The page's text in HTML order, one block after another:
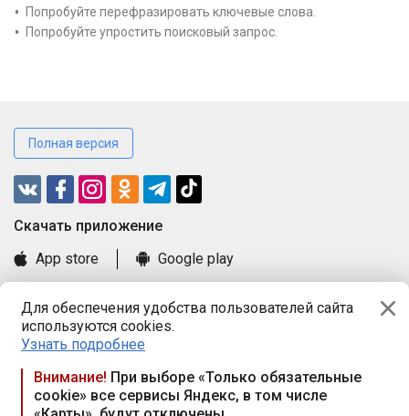
Для обеспечения удобства пользователей сайта
используются cookies.
Узнать подробнее
Внимание! При выборе «Только обязательные
cookie» все сервисы Яндекс, в том числе
Попробуйте перефразировать ключевые слова.
Попробуйте упростить поисковый запрос.
Полная версия
Cкачать приложение
App store
Google play
Книга замечаний и предложений
Правила и документы
Praca.by © 2000—2026, ООО «ПРАЦА БАЙ»
Республика Беларусь, 220114, г. Минск, пр-т Независимости
117а, пом. № 9.